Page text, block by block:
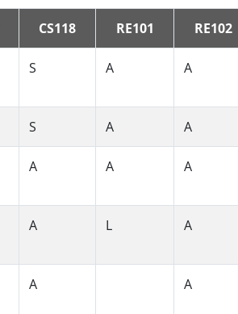
CS118 RE101 RE102
S A A
S A A
A A A
A L A
A A